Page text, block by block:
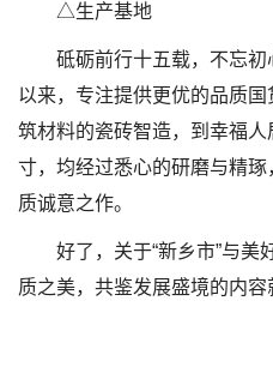
△生产基地
砥砺前行十五载，不忘
以来，专注提供更优的品质
筑材料的瓷砖智造，到幸福
寸，均经过悉心的研磨与精
质诚意之作。
好了，关于“新乡市”与美
质之美，共鉴发展盛境的内容